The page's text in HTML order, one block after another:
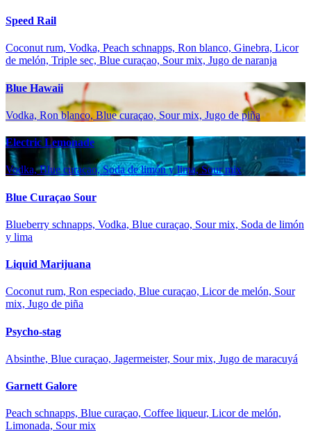
Speed Rail
Coconut rum, Vodka, Peach schnapps, Ron blanco, Ginebra, Licor
de melón, Triple sec, Blue curaçao, Sour mix, Jugo de naranja
Blue Hawaii
Vodka, Ron blanco, Blue curaçao, Sour mix, Jugo de piña
Electric Lemonade
Vodka, Blue curaçao, Soda de limón y lima, Sour mix
Blue Curaçao Sour
Blueberry schnapps, Vodka, Blue curaçao, Sour mix, Soda de limón
y lima
Liquid Marijuana
Coconut rum, Ron especiado, Blue curaçao, Licor de melón, Sour
mix, Jugo de piña
Psycho-stag
Absinthe, Blue curaçao, Jagermeister, Sour mix, Jugo de maracuyá
Garnett Galore
Peach schnapps, Blue curaçao, Coffee liqueur, Licor de melón,
Limonada, Sour mix